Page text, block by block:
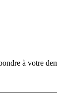
à votre